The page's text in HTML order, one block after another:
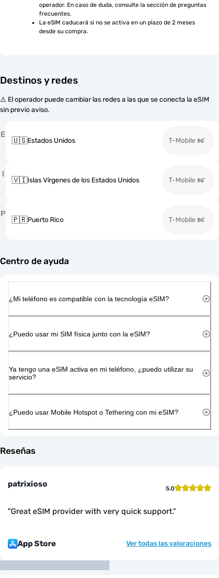
operador. En caso de duda, consulte la sección de preguntas
frecuentes.
La eSIM caducará si no se activa en un plazo de 2 meses
desde su compra.
Destinos y redes
⚠️ El operador puede cambiar las redes a las que se conecta la eSIM
sin previo aviso.
E
🇺🇸Estados Unidos T-Mobile
I
🇻🇮Islas Vírgenes de los Estados Unidos T-Mobile
P
🇵🇷Puerto Rico T-Mobile
Centro de ayuda
¿Mi teléfono es compatible con la tecnología eSIM?
¿Puedo usar mi SIM física junto con la eSIM?
Ya tengo una eSIM activa en mi teléfono, ¿puedo utilizar su
servicio?
¿Puedo usar Mobile Hotspot o Tethering con mi eSIM?
Reseñas
patrixioso 5.0
"Great eSIM provider with very quick support."
App Store Ver todas las valoraciones